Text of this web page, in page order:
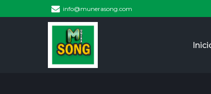
info@munerasong.com